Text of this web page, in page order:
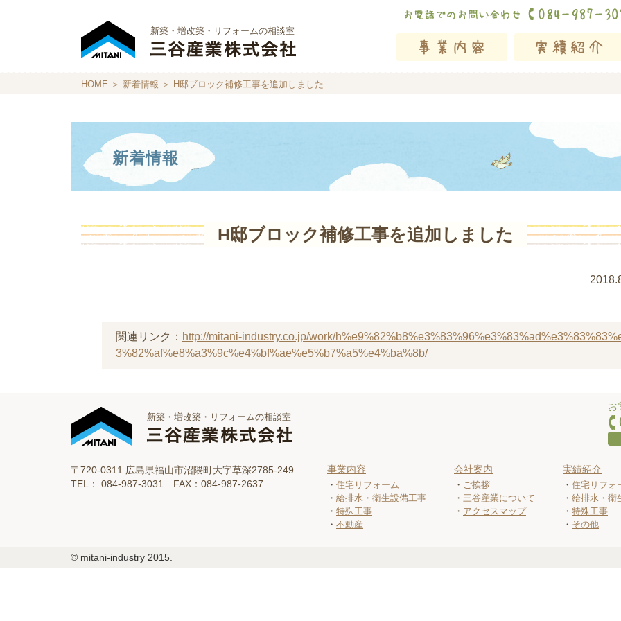
新築・増改築・リフォームの相談室
HOME ＞ 新着情報 ＞ H邸ブロック補修工事を追加しました
新着情報
H邸ブロック補修工事を追加しました
関連リンク： http://mitani-industry.co.jp/work/
3%82%af%e8%a3%9c%e4%bf%ae%e5%b7%a5%e4%ba%8b/
新築・増改築・リフォームの相談室
〒720-0311 広島県福山市沼隈町大字草深2785-249
TEL： 084-987-3031 FAX：084-987-2637
お
事業内容
住宅リフォーム
給排水・衛生設備工事
特殊工事
不動産
会社案内
ご挨拶
三谷産業について
アクセスマップ
実績紹介
住宅リフォ
給排水・衛
特殊工事
その他
© mitani-industry 2015.